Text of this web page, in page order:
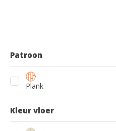
Patroon
Plank
Kleur vloer